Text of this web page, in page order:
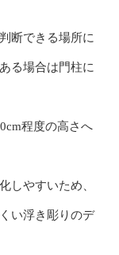
断できる場所に
る場合は門柱に
程度の高さへ
しやすいため、
い浮き彫りのデ